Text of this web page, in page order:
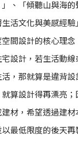
、「傾聽山與海
活文化與美感經
間設計的核心理
設計，若生活動
，那就算是違背設
就算設計得再漂亮
材，希望透過建
最低限度的後天